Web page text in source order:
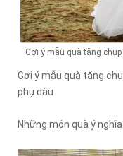
Gợi ý mẫu quà tặng
Gợi ý mẫu quà tặng
phụ dâu
Những món quà ý